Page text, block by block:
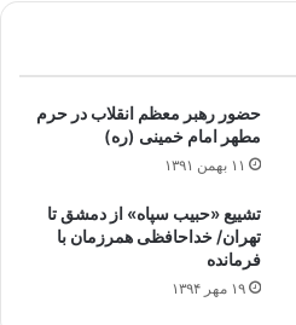
حضور رهبر معظم انقلاب در حرم
مطهر امام‌ خمینی (ره)
۱۱ بهمن ۱۳۹۱
تشییع «حبیب سپاه» از دمشق تا
تهران/ خداحافظی همرزمان با
فرمانده
۱۹ مهر ۱۳۹۴